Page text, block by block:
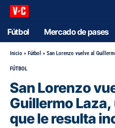
Fútbol Mercado de pases
Inicio » Fútbol » San Lorenzo vuelve al
FÚTBOL
San Lorenzo
Guillermo
que le resulta